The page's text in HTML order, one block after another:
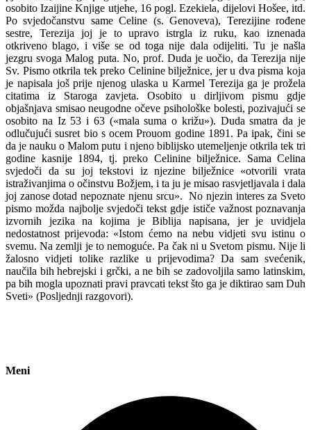
osobito Izaijine Knjige utjehe, 16 pogl. Ezekiela, dijelovi Hošee, itd.
Po svjedočanstvu same Celine (s. Genoveva), Terezijine rođene
sestre, Terezija joj je to upravo istrgla iz ruku, kao iznenada
otkriveno blago, i više se od toga nije dala odijeliti. Tu je našla
jezgru svoga Malog puta. No, prof. Duda je uočio, da Terezija nije
Sv. Pismo otkrila tek preko Celinine bilježnice, jer u dva pisma koja
je napisala još prije njenog ulaska u Karmel Terezija ga je prožela
citatima iz Staroga zavjeta. Osobito u dirljivom pismu gdje
objašnjava smisao neugodne očeve psihološke bolesti, pozivajući se
osobito na Iz 53 i 63 («mala suma o križu»). Duda smatra da je
odlučujući susret bio s ocem Prouom godine 1891. Pa ipak, čini se
da je nauku o Malom putu i njeno biblijsko utemeljenje otkrila tek tri
godine kasnije 1894, tj. preko Celinine bilježnice. Sama Celina
svjedoči da su joj tekstovi iz njezine bilježnice «otvorili vrata
istraživanjima o očinstvu Božjem, i ta ju je misao rasvjetljavala i dala
joj zanose dotad nepoznate njenu srcu». No njezin interes za Sveto
pismo možda najbolje svjedoči tekst gdje ističe važnost poznavanja
izvornih jezika na kojima je Biblija napisana, jer je uvidjela
nedostatnost prijevoda: «Istom ćemo na nebu vidjeti svu istinu o
svemu. Na zemlji je to nemoguće. Pa čak ni u Svetom pismu. Nije li
žalosno vidjeti tolike razlike u prijevodima? Da sam svećenik,
naučila bih hebrejski i grčki, a ne bih se zadovoljila samo latinskim,
pa bih mogla upoznati pravi pravcati tekst što ga je diktirao sam Duh
Sveti» (Posljednji razgovori).
Meni